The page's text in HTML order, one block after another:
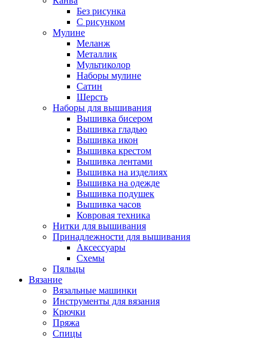
Без рисунка
С рисунком
Мулине
Меланж
Металлик
Мультиколор
Наборы мулине
Сатин
Шерсть
Наборы для вышивания
Вышивка бисером
Вышивка гладью
Вышивка икон
Вышивка крестом
Вышивка лентами
Вышивка на изделиях
Вышивка на одежде
Вышивка подушек
Вышивка часов
Ковровая техника
Нитки для вышивания
Принадлежности для вышивания
Аксессуары
Схемы
Пяльцы
Вязание
Вязальные машинки
Инструменты для вязания
Крючки
Пряжа
Спицы